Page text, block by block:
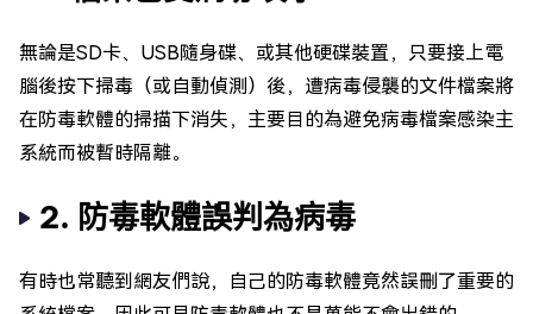
無論是SD卡、USB隨身碟、或其他硬碟裝置，只要接上電
腦後按下掃毒（或自動偵測）後，遭病毒侵襲的文件檔案將
在防毒軟體的掃描下消失，主要目的為避免病毒檔案感染主
系統而被暫時隔離。
2. 防毒軟體誤判為病毒
有時也常聽到網友們說，自己的防毒軟體竟然誤刪了重要的